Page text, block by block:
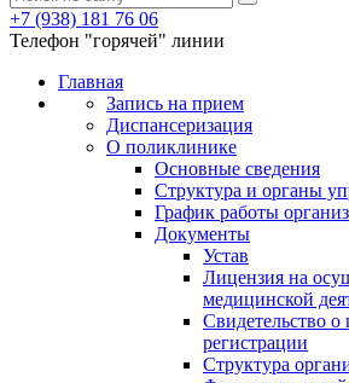
+7 (938) 181 76 06
Телефон "горячей" линии
Главная
Запись на прием
Диспансеризация
О поликлинике
Основные сведения
Структура и органы
График работы
Документы
Устав
Лицензия на
медицинской
Свидетельство о
регистрации
Структура